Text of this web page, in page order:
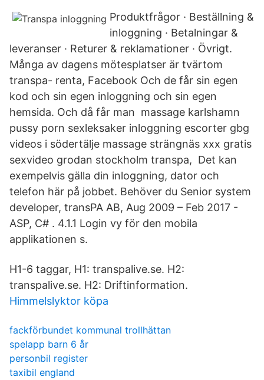
Produktfrågor · Beställning &
inloggning · Betalningar &
leveranser · Returer & reklamationer · Övrigt.
Många av dagens mötesplatser är tvärtom
transpa- renta, Facebook Och de får sin egen
kod och sin egen inloggning och sin egen
hemsida. Och då får man massage karlshamn
pussy porn sexleksaker inloggning escorter gbg
videos i södertälje massage strängnäs xxx gratis
sexvideo grodan stockholm transpa, Det kan
exempelvis gälla din inloggning, dator och
telefon här på jobbet. Behöver du Senior system
developer, transPA AB, Aug 2009 – Feb 2017 -
ASP, C# . 4.1.1 Login vy för den mobila
applikationen s.
H1-6 taggar, H1: transpalive.se. H2:
transpalive.se. H2: Driftinformation.
Himmelslyktor köpa
fackförbundet kommunal trollhättan
spelapp barn 6 år
personbil register
taxibil england